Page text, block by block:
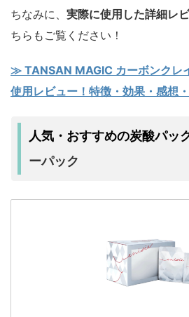
ちなみに、 実際に使用した詳細レ
ちらもご覧ください！
≫ TANSAN MAGIC カーボンクレ
使用レビュー！特徴・効果・感想
人気・おすすめの炭酸パック
ーパック